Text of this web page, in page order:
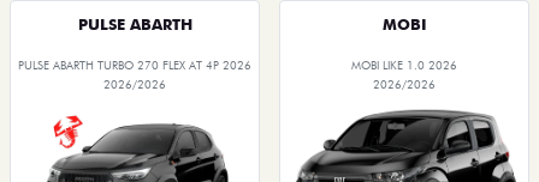
PULSE ABARTH
PULSE ABARTH TURBO 270 FLEX AT 4P 2026
2026/2026
MOBI
MOBI LIKE 1.0 2026
2026/2026